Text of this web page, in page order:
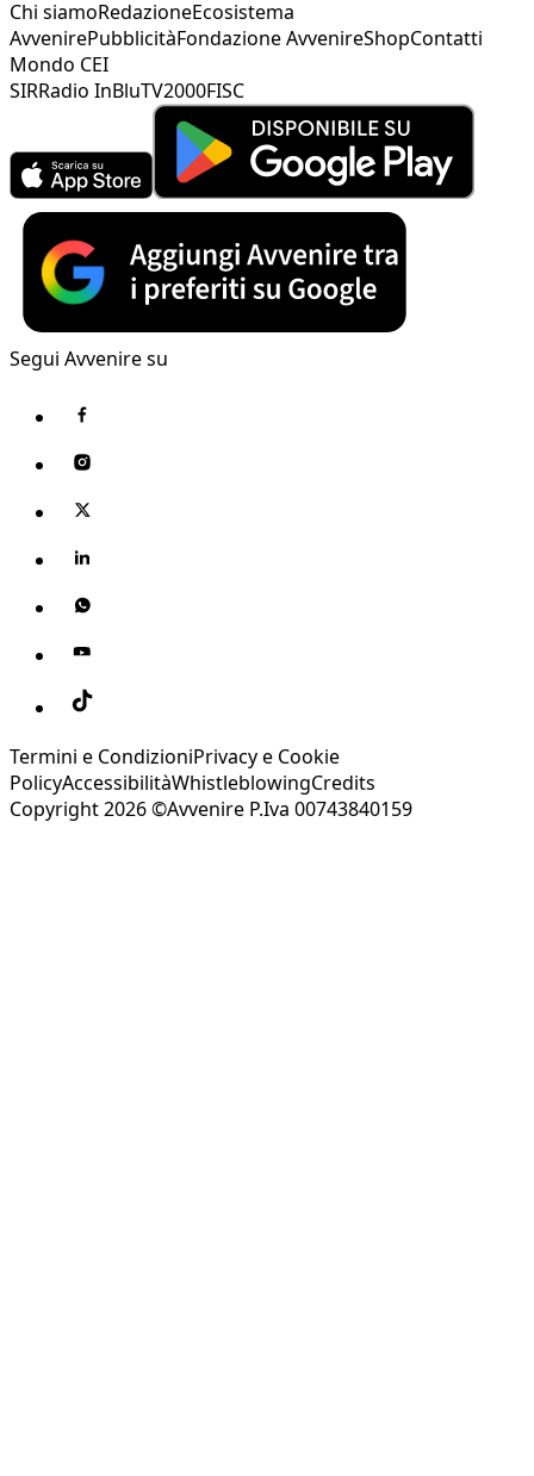
Chi siamoRedazioneEcosistema
AvvenirePubblicitàFondazione AvvenireShopContatti
Mondo CEI
SIRRadio InBluTV2000FISC
Segui Avvenire su
Termini e CondizioniPrivacy e Cookie
PolicyAccessibilitàWhistleblowingCredits
Copyright 2026 ©Avvenire P.Iva 00743840159